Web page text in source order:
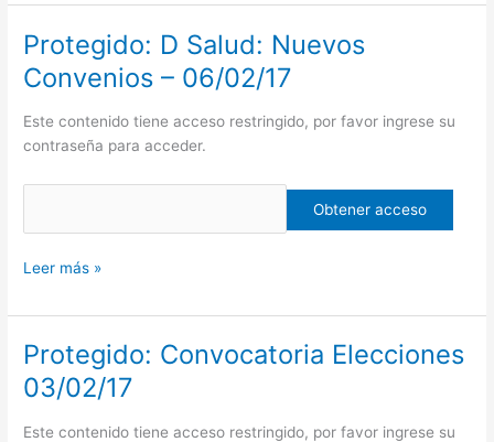
Protegido: D Salud: Nuevos
Convenios – 06/02/17
Este contenido tiene acceso restringido, por favor ingrese su
contraseña para acceder.
Protegido:
D
Salud:
Nuevos
Convenios
06/02/17
Leer más »
Protegido: Convocatoria Elecciones
03/02/17
Este contenido tiene acceso restringido, por favor ingrese su
Protegido:
Convocatoria
Elecciones
03/02/17